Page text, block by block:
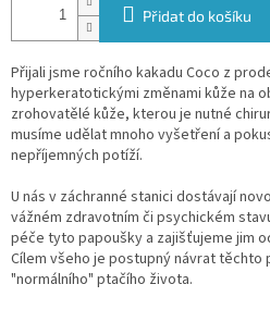
Přidat do košíku
Přijali jsme ročního kakadu Coco z
hyperkeratotickými změnami kůže na
zrohovatělé kůže, kterou je nutné
musíme udělat mnoho vyšetření a
nepříjemných potíží.
U nás v záchranné stanici dostávají
vážném zdravotním či psychickém
péče tyto papoušky a zajišťujeme jim
Cílem všeho je postupný návrat těchto
"normálního" ptačího života.